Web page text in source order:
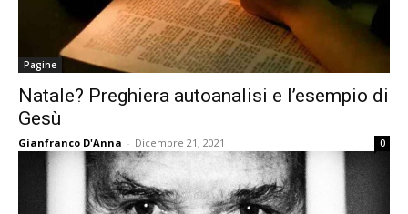
Pagine
Natale? Preghiera autoanalisi e l’esempio di
Gesù
Gianfranco D'Anna - Dicembre 21, 2021 0